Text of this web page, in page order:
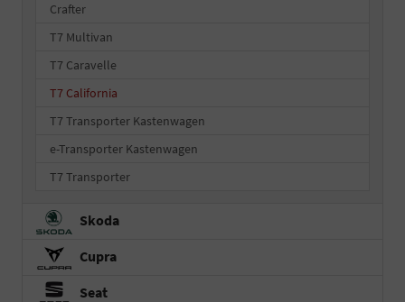
Crafter
T7 Multivan
T7 Caravelle
T7 California
T7 Transporter Kastenwagen
e-Transporter Kastenwagen
T7 Transporter
Skoda
Cupra
Seat